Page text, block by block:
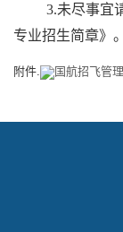
3.未尽事宜
专业招生简章》。
附件. 国航招飞管